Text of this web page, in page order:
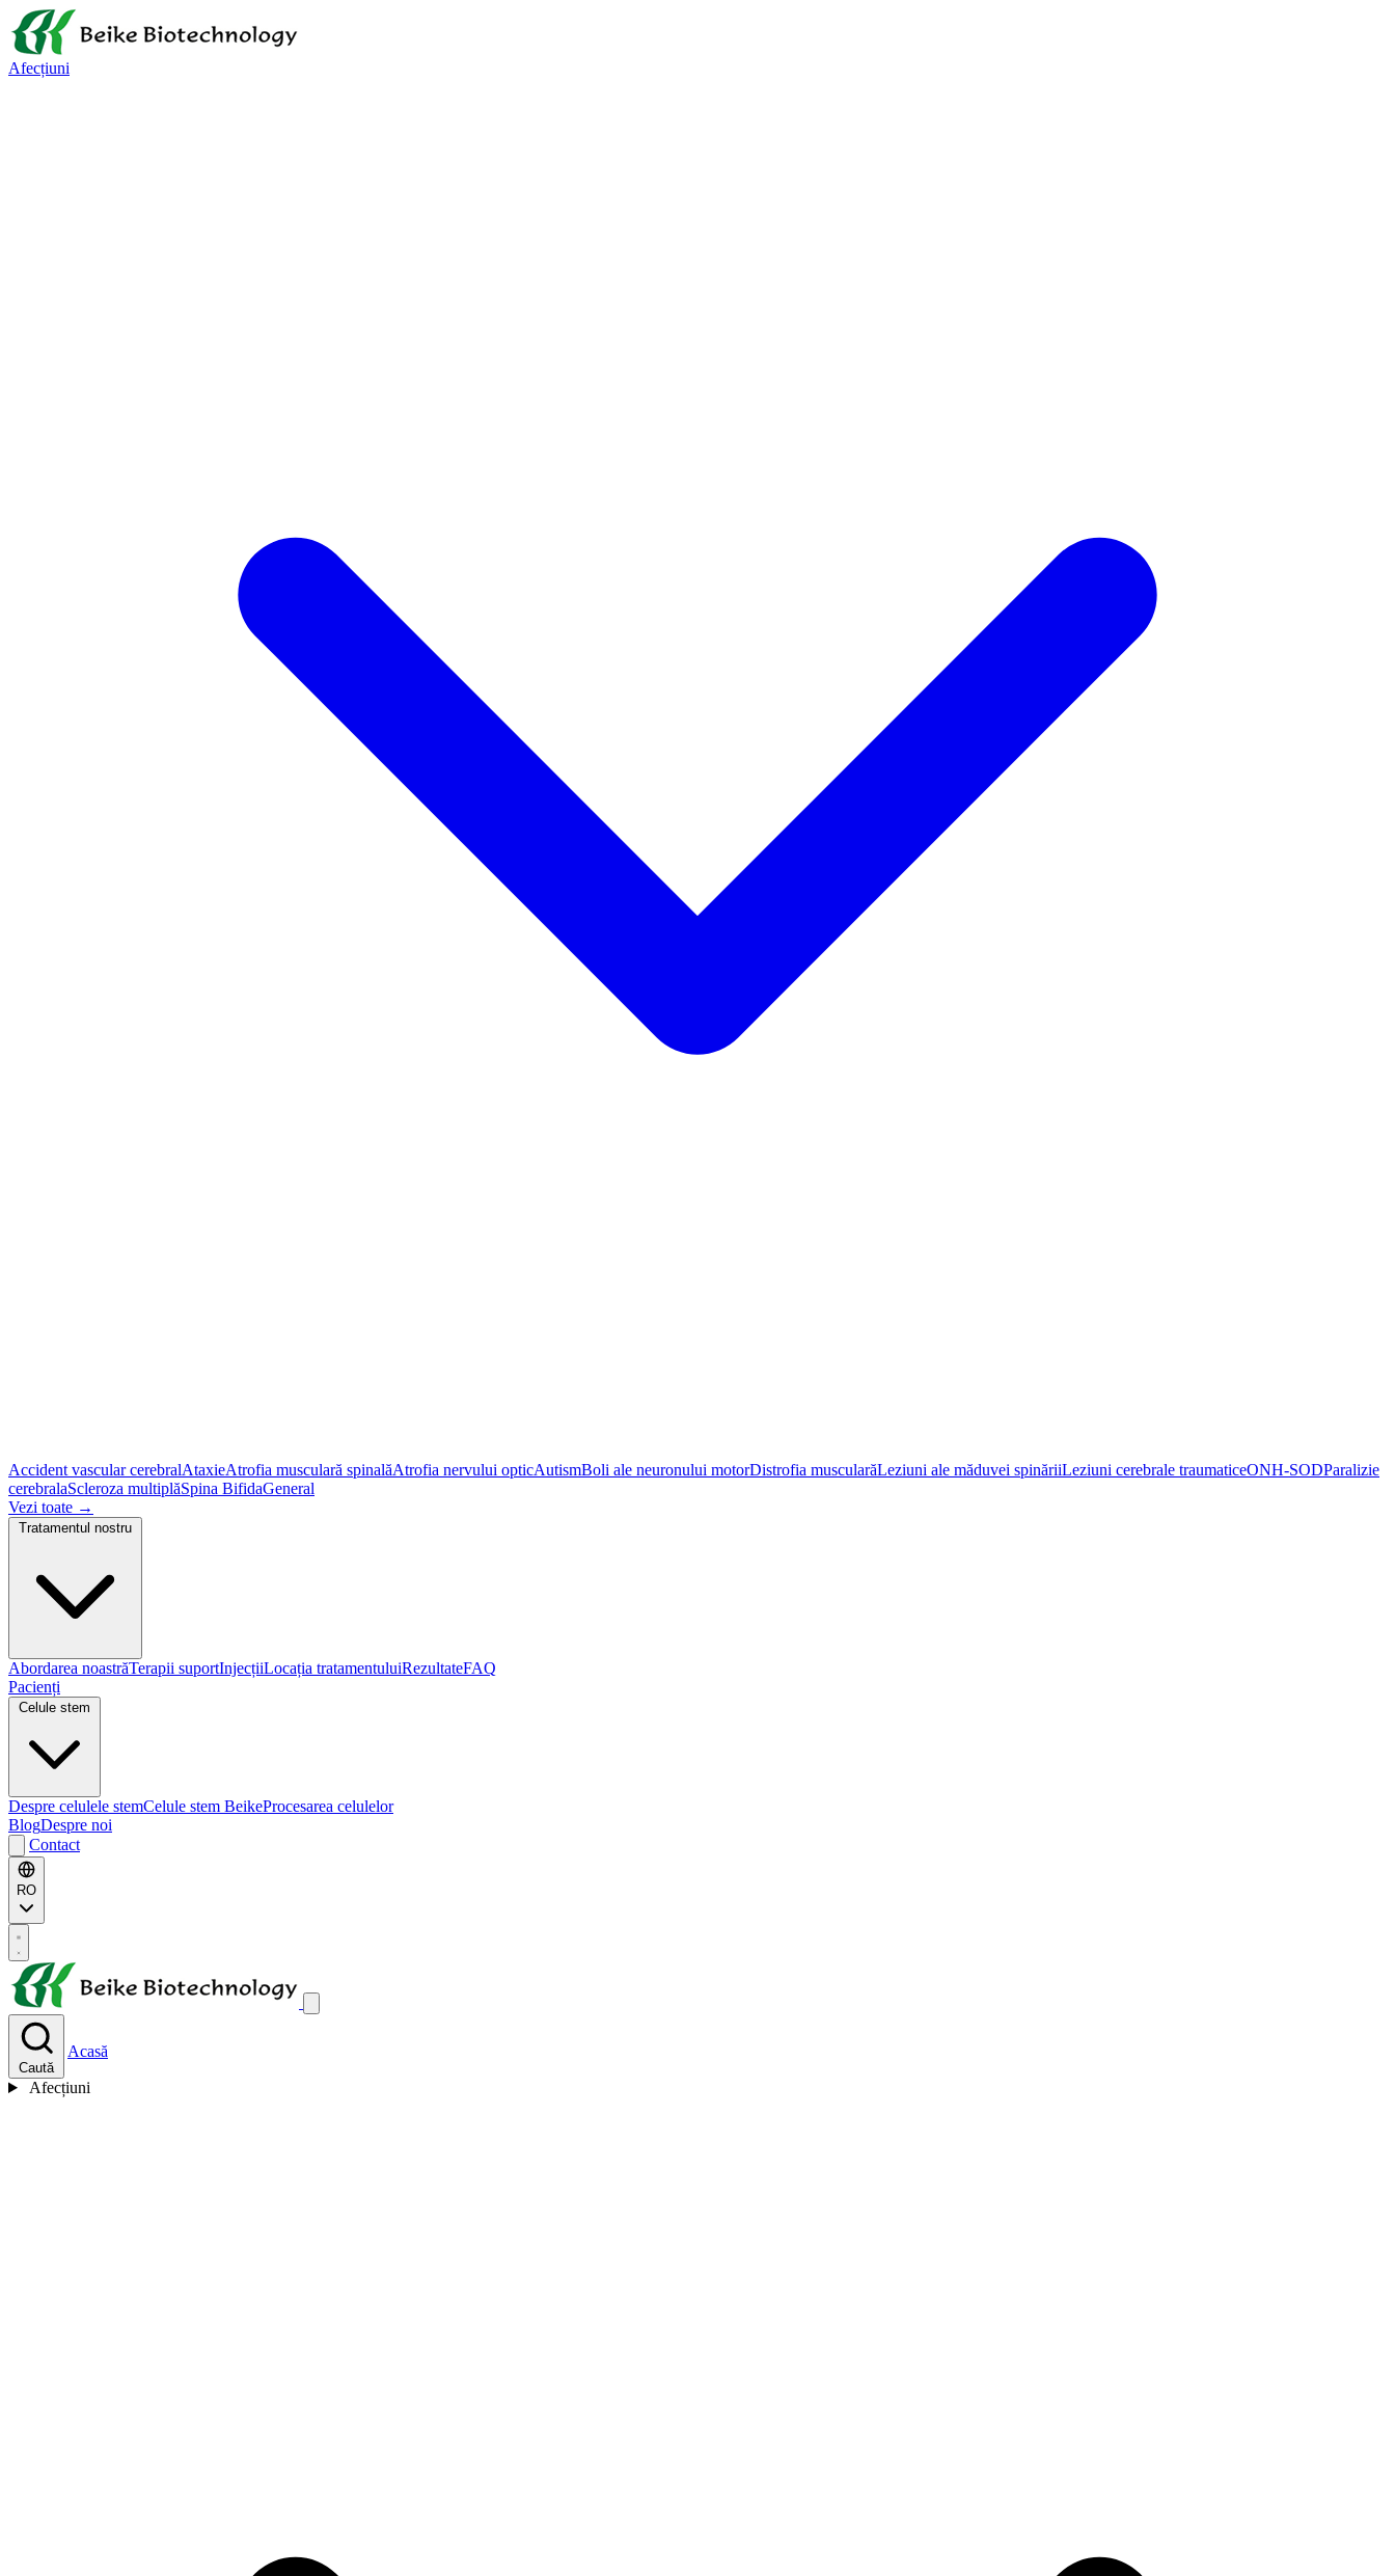
Afecțiuni
Accident vascular cerebralAtaxieAtrofia musculară spinalăAtrofia nervului opticAutismBoli ale neuronului motorDistrofia muscularăLeziuni ale măduvei spinăriiLeziuni cerebrale traumaticeONH-SODParalizie
cerebralaScleroza multiplăSpina BifidaGeneral
Vezi toate →
Abordarea noastrăTerapii suportInjecțiiLocația tratamentuluiRezultateFAQ
Pacienți
Despre celulele stemCelule stem BeikeProcesarea celulelor
BlogDespre noi
Contact
RO
Caută
Acasă
Afecțiuni